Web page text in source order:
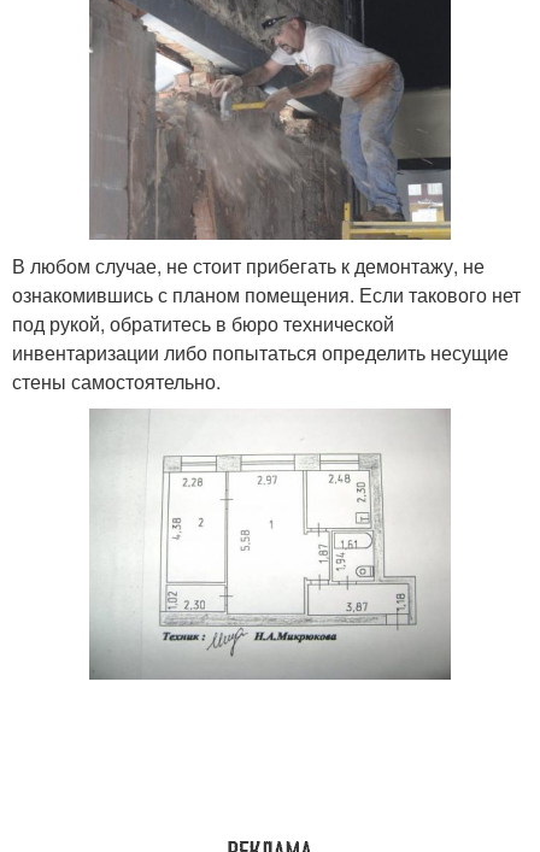
В любом случае, не стоит прибегать к демонтажу, не
ознакомившись с планом помещения. Если такового нет
под рукой, обратитесь в бюро технической
инвентаризации либо попытаться определить несущие
стены самостоятельно.